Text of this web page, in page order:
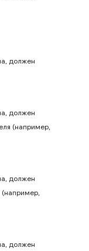
должен
должен
(например,
должен
(например,
должен